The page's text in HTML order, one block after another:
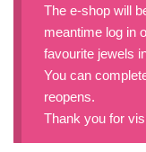
The e-shop will
meantime log in
favourite jewels
You can
reopens.
Thank you for